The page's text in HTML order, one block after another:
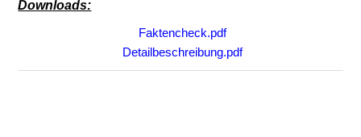
Downloads:
Faktencheck.pdf
Detailbeschreibung.pdf